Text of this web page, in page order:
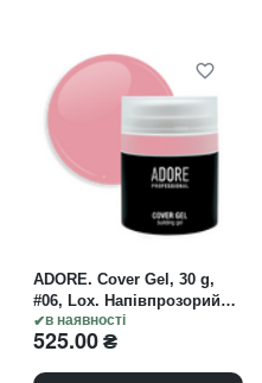
в наявності
ADORE. Cover Gel, 30 g,
#06, Lox. Напівпрозорий
гель для нарощування,
насичено-рожевий
525.00₴